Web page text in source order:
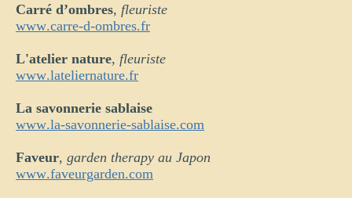
Carré d’ombres, fleuriste
www.carre-d-ombres.fr
L'atelier nature, fleuriste
www.lateliernature.fr
La savonnerie sablaise
www.la-savonnerie-sablaise.com
Faveur, garden therapy au Japon
www.faveurgarden.com